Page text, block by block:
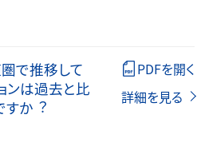
で推移して
ンは過去と⽐
すか︖
PDFを開く
詳細を見る